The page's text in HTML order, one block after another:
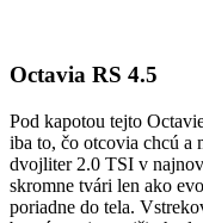
Octavia RS 4.5
Pod kapotou tejto
iba to, čo otcovia chcú a
dvojliter 2.0 TSI v
skromne tvári len ako
poriadne do tela.